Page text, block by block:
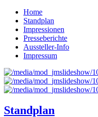
Home
Standplan
Impressionen
Presseberichte
Aussteller-Info
Impressum
Standplan